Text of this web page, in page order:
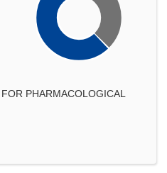
PHARMACOLOGICAL